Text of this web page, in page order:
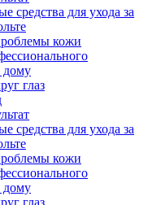
средства для ухода за
кожи
дому
глаз
средства для ухода за
кожи
дому
глаз